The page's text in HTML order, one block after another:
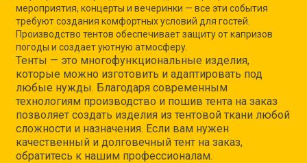
мероприятия, концерты и вечеринки — все эти события
требуют создания комфортных условий для гостей.
Производство тентов обеспечивает защиту от капризов
погоды и создает уютную атмосферу.
Тенты — это многофункциональные изделия,
которые можно изготовить и адаптировать под
любые нужды. Благодаря современным
технологиям производство и пошив тента на заказ
позволяет создать изделия из тентовой ткани любой
сложности и назначения. Если вам нужен
качественный и долговечный тент на заказ,
обратитесь к нашим профессионалам.